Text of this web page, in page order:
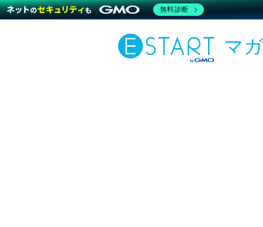
マ
無料診断